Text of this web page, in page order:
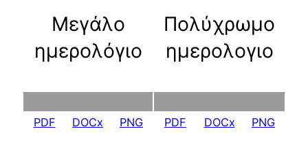
Μεγάλο
ημερολόγιο
Πολύχρωμο
ημερολογιο
PDF DOCx PNG PDF DOCx PNG